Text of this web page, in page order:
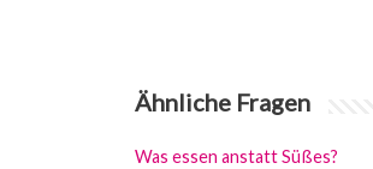
Ähnliche Fragen
Was essen anstatt Süßes?